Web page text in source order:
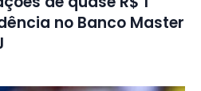
no Banco Master